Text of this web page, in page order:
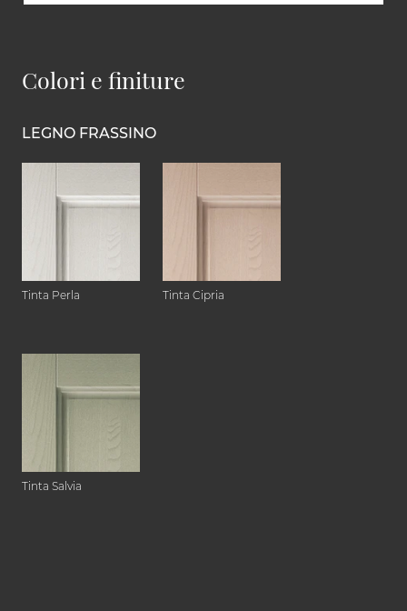
Colori e finiture
LEGNO FRASSINO
Tinta Perla Tinta Cipria
Tinta Salvia